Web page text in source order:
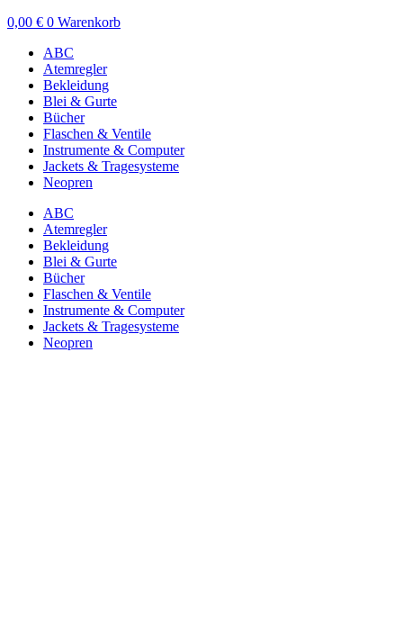
0,00 € 0 Warenkorb
ABC
Atemregler
Bekleidung
Blei & Gurte
Bücher
Flaschen & Ventile
Instrumente & Computer
Jackets & Tragesysteme
Neopren
ABC
Atemregler
Bekleidung
Blei & Gurte
Bücher
Flaschen & Ventile
Instrumente & Computer
Jackets & Tragesysteme
Neopren